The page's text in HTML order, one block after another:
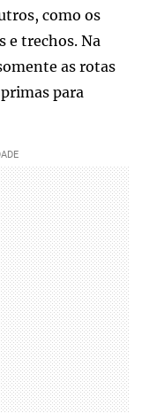
como os
e trechos. Na
as rotas
para